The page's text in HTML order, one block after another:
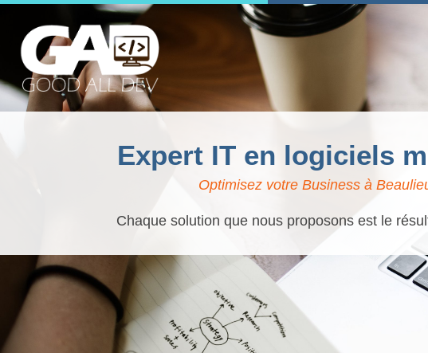
Expert IT en logiciels
Optimisez votre Business à
Chaque solution que nous proposons est le